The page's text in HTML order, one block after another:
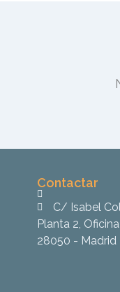
Contactar
C/ Isabel
Planta 2,
28050 - Madrid